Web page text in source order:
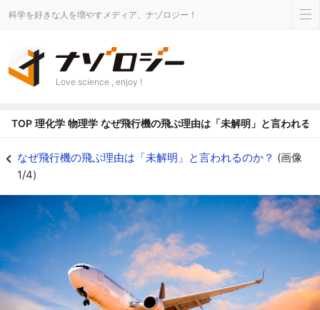
科学を好きな人を増やすメディア、ナゾロジー！
Love science , enjoy !
TOP 理化学 物理学 なぜ飛行機の飛ぶ理由は「未解明」と言われる
なぜ飛行機の飛ぶ理由は「未解明」と言われるのか？ (画像
1/4)